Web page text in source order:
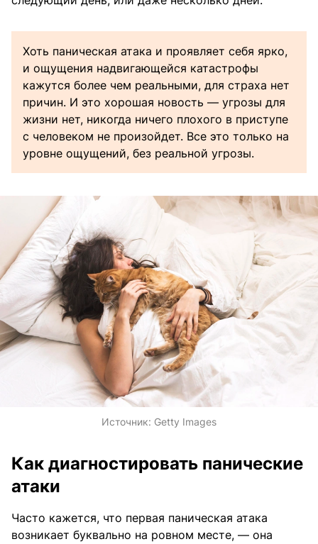
Хоть паническая атака и проявляет себя ярко,
и ощущения надвигающейся катастрофы
кажутся более чем реальными, для страха нет
причин. И это хорошая новость — угрозы для
жизни нет, никогда ничего плохого в приступе
с человеком не произойдет. Все это только на
уровне ощущений, без реальной угрозы.⠀
Источник: Getty Images
Как диагностировать панические
атаки
Часто кажется, что первая паническая атака
возникает буквально на ровном месте, — она